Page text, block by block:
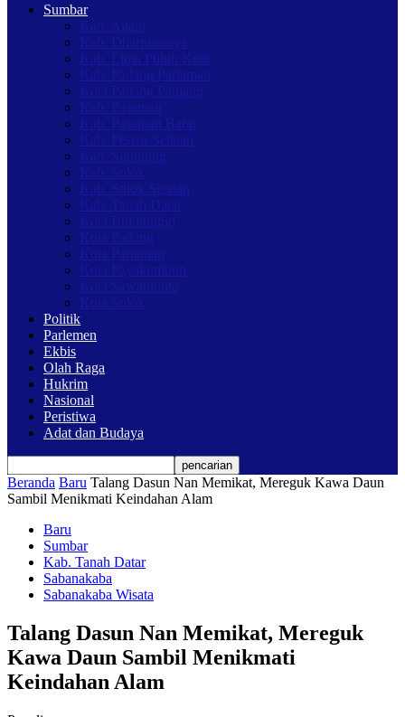
Sumbar
Kab. Agam
Kab. Dharmasraya
Kab. Lima Puluh Kota
Kab. Padang Pariaman
Kota Padang Panjang
Kab. Pasaman
Kab. Pasaman Barat
Kab. Pesisir Selatan
Kab. Sijunjung
Kab. Solok
Kab. Solok Selatan
Kab. Tanah Datar
Kota Bukittinggi
Kota Padang
Kota Pariaman
Kota Payakumbuh
Kota Sawahlunto
Kota Solok
Politik
Parlemen
Ekbis
Olah Raga
Hukrim
Nasional
Peristiwa
Adat dan Budaya
Beranda Baru Talang Dasun Nan Memikat, Mereguk Kawa Daun
Sambil Menikmati Keindahan Alam
Baru
Sumbar
Kab. Tanah Datar
Sabanakaba
Sabanakaba Wisata
Talang Dasun Nan Memikat, Mereguk
Kawa Daun Sambil Menikmati
Keindahan Alam